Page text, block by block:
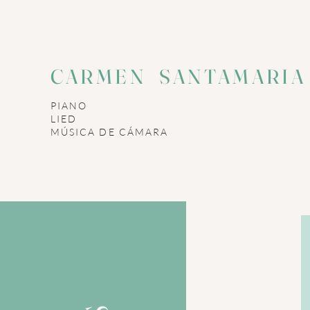
CARMEN SANTAMARIA
PIANO
LIED
​MÚSICA DE CÁMARA